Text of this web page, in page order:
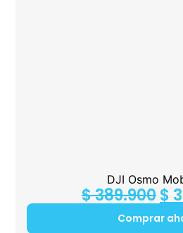
DJI Osmo
$389.900$
Comprar